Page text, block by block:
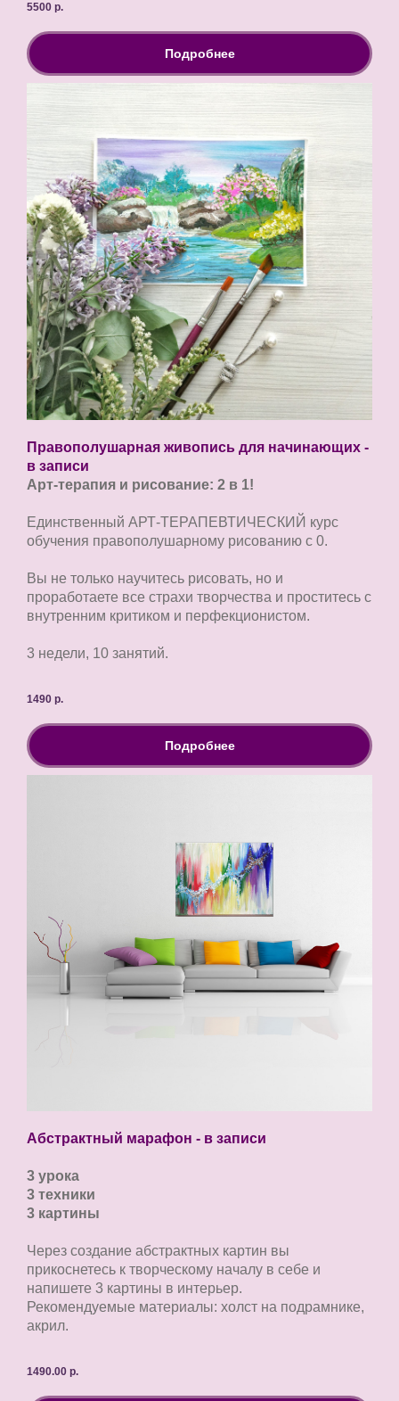
5500 р.
Подробнее
Правополушарная живопись для начинающих -
в записи
Арт-терапия и рисование: 2 в 1!
Единственный АРТ-ТЕРАПЕВТИЧЕСКИЙ курс
обучения правополушарному рисованию с 0.
Вы не только научитесь рисовать, но и
проработаете все страхи творчества и проститесь с
внутренним критиком и перфекционистом.
3 недели, 10 занятий.
1490 р.
Подробнее
Абстрактный марафон - в записи
3 урока
3 техники
3 картины
Через создание абстрактных картин вы
прикоснетесь к творческому началу в себе и
напишете 3 картины в интерьер.
Рекомендуемые материалы: холст на подрамнике,
акрил.
1490.00 р.